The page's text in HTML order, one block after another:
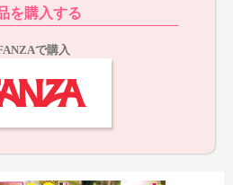
やつま先が見切れがちなのが気にな
良いです。
のシーンで、
アナルをオモチャで
ー→チョキ→グーの順で足裏全体を見
！ 足指の動きがある足裏が好きな方
を購入する
で購入